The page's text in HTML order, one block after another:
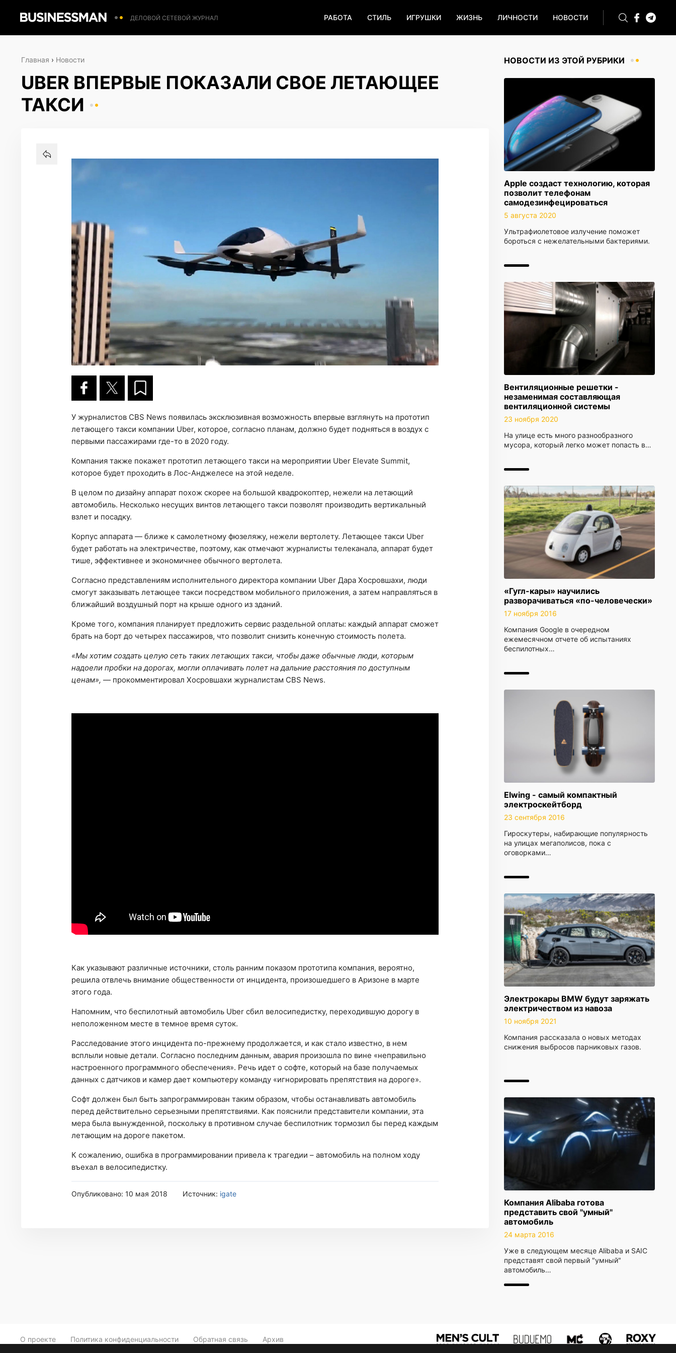
ДЕЛОВОЙ СЕТЕВОЙ ЖУРНАЛ РАБОТА СТИЛЬ ИГРУШКИ ЖИЗНЬ ЛИЧНОСТИ НОВОСТИ
НОВОСТИ ИЗ ЭТОЙ РУБРИКИ
Apple создаст технологию, которая
позволит телефонам
самодезинфецироваться
5 августа 2020
Ультрафиолетовое излучение поможет
бороться с нежелательными бактериями.
Вентиляционные решетки -
незаменимая составляющая
вентиляционной системы
23 ноября 2020
На улице есть много разнообразного
мусора, который легко может попасть в…
«Гугл-кары» научились
разворачиваться «по-человечески»
17 ноября 2016
Компания Google в очередном
ежемесячном отчете об испытаниях
беспилотных…
Elwing - самый компактный
электроскейтборд
23 сентября 2016
Гироскутеры, набирающие популярность
на улицах мегаполисов, пока с
оговорками…
Электрокары BMW будут заряжать
электричеством из навоза
10 ноября 2021
Компания рассказала о новых методах
снижения выбросов парниковых газов.
Компания Alibaba готова
представить свой "умный"
автомобиль
24 марта 2016
Уже в следующем месяце Alibaba и SAIC
представят свой первый "умный"
автомобиль…
Главная › Новости
UBER ВПЕРВЫЕ ПОКАЗАЛИ СВОЕ ЛЕТАЮЩЕЕ
ТАКСИ
У журналистов CBS News появилась эксклюзивная возможность впервые взглянуть на прототип
летающего такси компании Uber, которое, согласно планам, должно будет подняться в воздух с
первыми пассажирами где-то в 2020 году.
Компания также покажет прототип летающего такси на мероприятии Uber Elevate Summit,
которое будет проходить в Лос-Анджелесе на этой неделе.
В целом по дизайну аппарат похож скорее на большой квадрокоптер, нежели на летающий
автомобиль. Несколько несущих винтов летающего такси позволят производить вертикальный
взлет и посадку.
Корпус аппарата — ближе к самолетному фюзеляжу, нежели вертолету. Летающее такси Uber
будет работать на электричестве, поэтому, как отмечают журналисты телеканала, аппарат будет
тише, эффективнее и экономичнее обычного вертолета.
Согласно представлениям исполнительного директора компании Uber Дара Хосровшахи, люди
смогут заказывать летающее такси посредством мобильного приложения, а затем направляться в
ближайший воздушный порт на крыше одного из зданий.
Кроме того, компания планирует предложить сервис раздельной оплаты: каждый аппарат сможет
брать на борт до четырех пассажиров, что позволит снизить конечную стоимость полета.
«Мы хотим создать целую сеть таких летающих такси, чтобы даже обычные люди, которым
надоели пробки на дорогах, могли оплачивать полет на дальние расстояния по доступным
ценам», — прокомментировал Хосровшахи журналистам CBS News.
Как указывают различные источники, столь ранним показом прототипа компания, вероятно,
решила отвлечь внимание общественности от инцидента, произошедшего в Аризоне в марте
этого года.
Напомним, что беспилотный автомобиль Uber сбил велосипедистку, переходившую дорогу в
неположенном месте в темное время суток.
Расследование этого инцидента по-прежнему продолжается, и как стало известно, в нем
всплыли новые детали. Согласно последним данным, авария произошла по вине «неправильно
настроенного программного обеспечения». Речь идет о софте, который на базе получаемых
данных с датчиков и камер дает компьютеру команду «игнорировать препятствия на дороге».
Софт должен был быть запрограммирован таким образом, чтобы останавливать автомобиль
перед действительно серьезными препятствиями. Как пояснили представители компании, эта
мера была вынужденной, поскольку в противном случае беспилотник тормозил бы перед каждым
летающим на дороге пакетом.
К сожалению, ошибка в программировании привела к трагедии – автомобиль на полном ходу
въехал в велосипедистку.
Опубликовано: 10 мая 2018 Источник: igate
О проекте Политика конфиденциальности Обратная связь Архив